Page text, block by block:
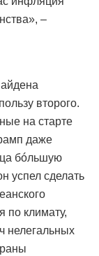
–
второго.
на старте
даже
бóльшую
успел сделать
по климату,
нелегальных